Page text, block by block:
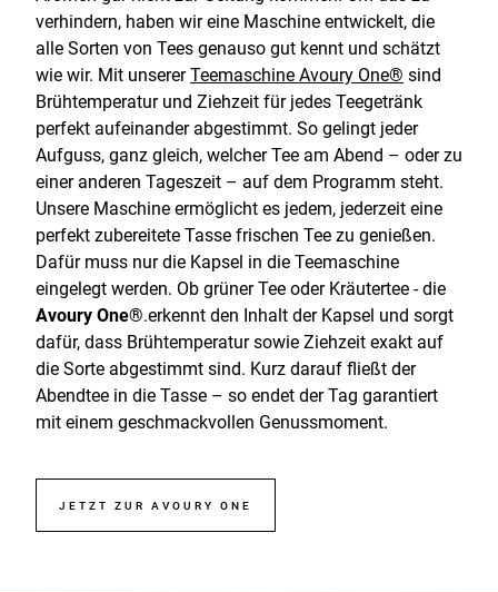
verhindern, haben wir eine Maschine entwickelt, die
alle Sorten von Tees genauso gut kennt und schätzt
wie wir. Mit unsererTeemaschine Avoury One® sind
Brühtemperatur und Ziehzeit für jedes Teegetränk
perfekt aufeinander abgestimmt. So gelingt jeder
Aufguss, ganz gleich, welcher Tee am Abend – oder zu
einer anderen Tageszeit – auf dem Programm steht.
Unsere Maschine ermöglicht es jedem, jederzeit eine
perfekt zubereitete Tasse frischen Tee zu genießen.
Dafür muss nur die Kapsel in die Teemaschine
eingelegt werden. Ob grüner Tee oder Kräutertee - die
Avoury One®.erkennt den Inhalt der Kapsel und sorgt
dafür, dass Brühtemperatur sowie Ziehzeit exakt auf
die Sorte abgestimmt sind. Kurz darauf fließt der
Abendtee in die Tasse – so endet der Tag garantiert
mit einem geschmackvollen Genussmoment.
JETZT ZUR AVOURY ONE